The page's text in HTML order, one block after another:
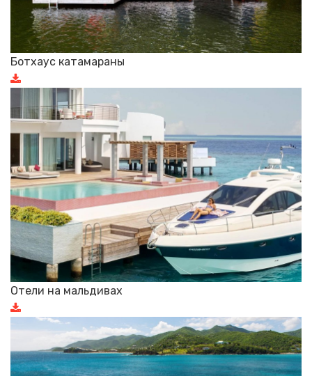
Ботхаус катамараны
Отели на мальдивах